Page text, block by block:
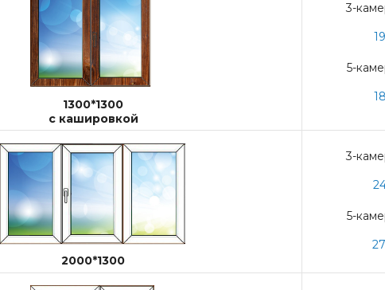
1300*1300
с кашировкой
3-
5-
2000*1300
3-
5-